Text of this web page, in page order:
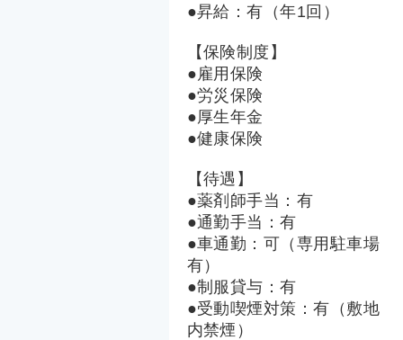
●昇給：有（年1回）
【保険制度】
●雇用保険
●労災保険
●厚生年金
●健康保険
【待遇】
●薬剤師手当：有
●通勤手当：有
●車通勤：可（専用駐車場
有）
●制服貸与：有
●受動喫煙対策：有（敷地
内禁煙）